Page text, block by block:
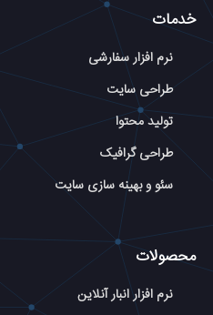
خدمات
نرم افزار سفارشی
طراحی سایت
تولید محتوا
طراحی گرافیک
سئو و بهینه سازی سایت
محصولات
نرم افزار انبار آنلاین